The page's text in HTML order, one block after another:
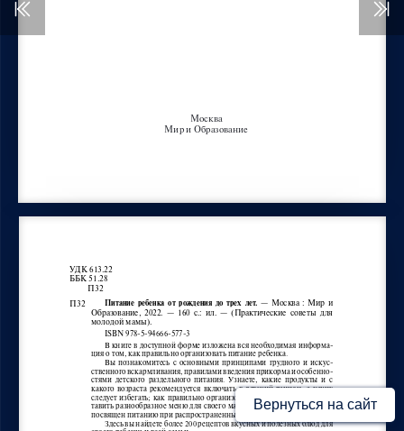
О
Москва
Мир и Образование
П32
УДК 613.22
ББК 51.28
          П32
Питание  ребенка  от  рождения  до  трех  лет.
  —  Москва  :  Мир  и
Образование,  2022.  —  160  с.:  ил.  —  (Практические советы  для
молодой мамы).
ISBN 978-5-94666-577-3
В книге в доступной форме изложена вся необходимая информа-
ция о том, как правильно организовать питание ребенка.
Вы  познакомитесь  с  основными  принципами  грудного  и  искус-
ственного вскармливания, правилами введения прикорма и особенно-
стями  детского  раздельного  питания.  Узнаете,  какие  продукты  и  с
какого  возраста  рекомендуется  включать  в  детский  рацион,  а  каких
следует  избегать;  как  правильно  организовать  режим  питания  и  сос-
тавить разнообразное меню для своего малыша. Специальный раздел
посвящен питанию при распространенных детских заболеваниях.
Здесь вы найдете более 200 рецептов вкусных и полезных блюд для
Вернуться на сайт